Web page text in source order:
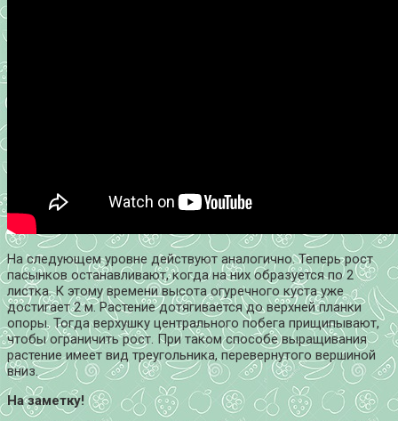
На следующем уровне действуют аналогично. Теперь рост
пасынков останавливают, когда на них образуется по 2
листка. К этому времени высота огуречного куста уже
достигает 2 м. Растение дотягивается до верхней планки
опоры. Тогда верхушку центрального побега прищипывают,
чтобы ограничить рост. При таком способе выращивания
растение имеет вид треугольника, перевернутого вершиной
вниз.
На заметку!